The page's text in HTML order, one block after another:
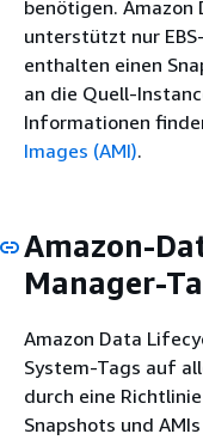
benötigen. Amazon
unterstützt nur
enthalten einen
an die Quell-
Informationen
Images (AMI).
Amazon-
Manager-
Amazon Data
System-Tags auf
durch eine
Snapshots und